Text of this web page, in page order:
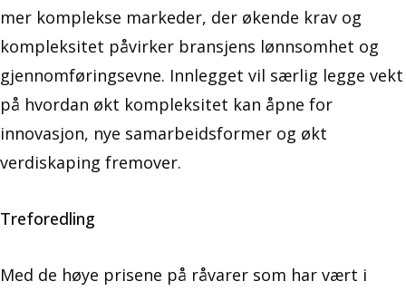
mer komplekse markeder, der økende krav og
kompleksitet påvirker bransjens lønnsomhet og
gjennomføringsevne. Innlegget vil særlig legge vekt
på hvordan økt kompleksitet kan åpne for
innovasjon, nye samarbeidsformer og økt
verdiskaping fremover.
Treforedling
Med de høye prisene på råvarer som har vært i